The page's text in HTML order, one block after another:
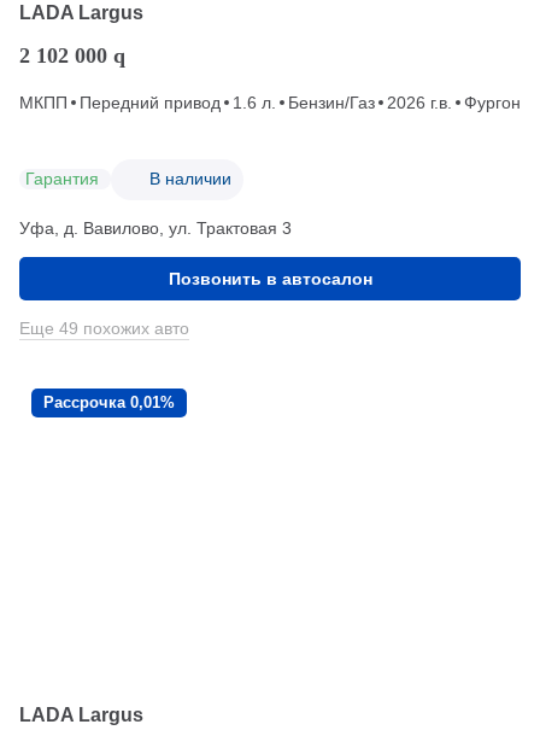
LADA Largus
2 102 000 q
МКПП Передний привод 1.6 л. Бензин/Газ 2026 г.в. Фургон
Гарантия В наличии
Уфа, д. Вавилово, ул. Трактовая 3
Позвонить в автосалон
Еще 49 похожих авто
Рассрочка 0,01%
LADA Largus